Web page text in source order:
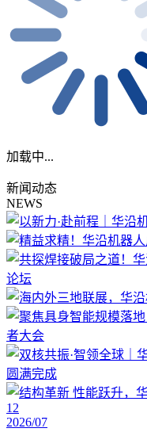
加载中...
新闻动态
NEWS
12
2026/07